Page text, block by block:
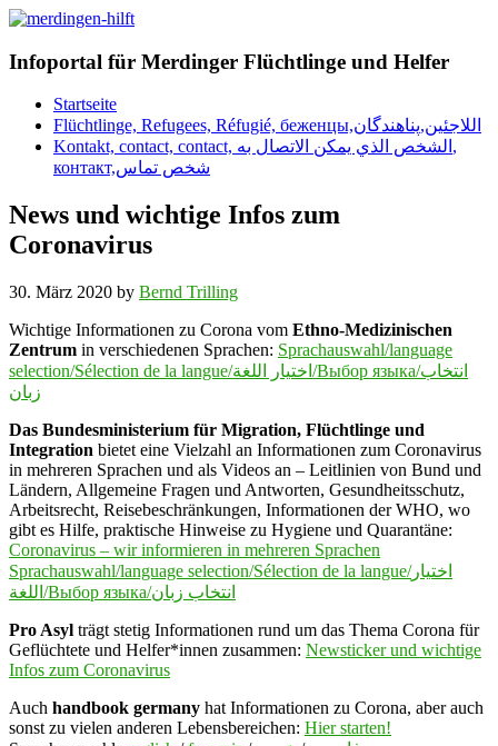
Infoportal für Merdinger Flüchtlinge und Helfer
Startseite
Flüchtlinge, Refugees, Réfugié, беженцы,اللاجئين,پناهندگان
Kontakt, contact, contact, الشخص الذي يمكن الاتصال به,
контакт,شخص تماس
News und wichtige Infos zum
Coronavirus
30. März 2020 by Bernd Trilling
Wichtige Informationen zu Corona vom Ethno-Medizinischen
Zentrum in verschiedenen Sprachen: Sprachauswahl/language
selection/Sélection de la langue/اختيار اللغة/Выбор языка/انتخاب
زبان
Das Bundesministerium für Migration, Flüchtlinge und
Integration bietet eine Vielzahl an Informationen zum Coronavirus
in mehreren Sprachen und als Videos an – Leitlinien von Bund und
Ländern, Allgemeine Fragen und Antworten, Gesundheitsschutz,
Arbeitsrecht, Reisebeschränkungen, Informationen der WHO, wo
gibt es Hilfe, praktische Hinweise zu Hygiene und Quarantäne:
Coronavirus – wir informieren in mehreren Sprachen
Sprachauswahl/language selection/Sélection de la langue/اختيار
اللغة/Выбор языка/انتخاب زبان
Pro Asyl trägt stetig Informationen rund um das Thema Corona für
Geflüchtete und Helfer*innen zusammen: Newsticker und wichtige
Infos zum Coronavirus
Auch handbook germany hat Informationen zu Corona, aber auch
sonst zu vielen anderen Lebensbereichen: Hier starten!